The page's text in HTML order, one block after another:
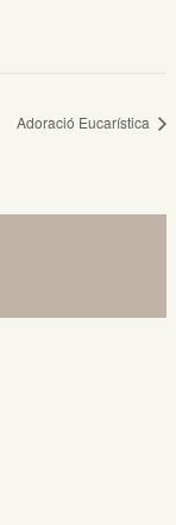
Adoració Eucarística